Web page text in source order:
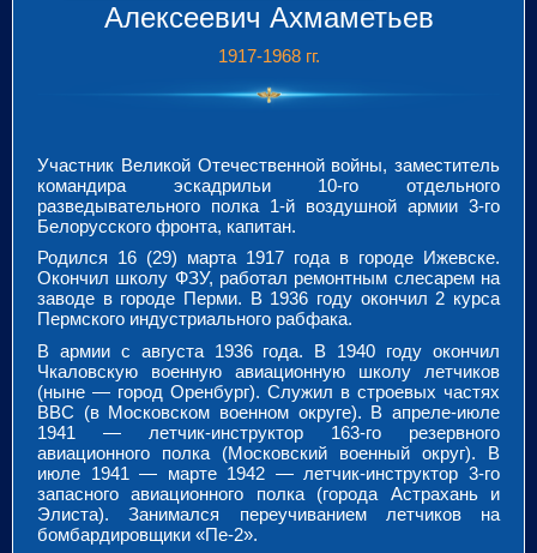
Алексеевич Ахмаметьев
1917-1968 гг.
Участник Великой Отечественной войны, заместитель
командира эскадрильи 10-го отдельного
разведывательного полка 1-й воздушной армии 3-го
Белорусского фронта, капитан.
Родился 16 (29) марта 1917 года в городе Ижевске.
Окончил школу ФЗУ, работал ремонтным слесарем на
заводе в городе Перми. В 1936 году окончил 2 курса
Пермского индустриального рабфака.
В армии с августа 1936 года. В 1940 году окончил
Чкаловскую военную авиационную школу летчиков
(ныне — город Оренбург). Служил в строевых частях
ВВС (в Московском военном округе). В апреле-июле
1941 — летчик-инструктор 163-го резервного
авиационного полка (Московский военный округ). В
июле 1941 — марте 1942 — летчик-инструктор 3-го
запасного авиационного полка (города Астрахань и
Элиста). Занимался переучиванием летчиков на
бомбардировщики «Пе-2».